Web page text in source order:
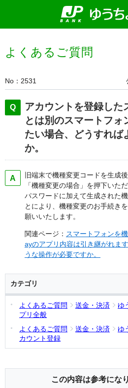
よくあるご質問
No 2531
アカウントを登録した
とは別のスマートフォ
たい場合、どうすれば
か。
旧端末で機種変更コードを生成
「機種変更の場合」を押下いた
パスワードに加えて生成された
とにより、機種変更のお手続き
願いいたします。
関連ページ： スマートフォンを
ayのアプリ内容は引き継がれま
うな操作が必要ですか。
カテゴリ
よくあるご質問 送金・決済 ゆ
プリ全般
よくあるご質問
送金・決済 ゆ
カウント登録
この内容は参考にな